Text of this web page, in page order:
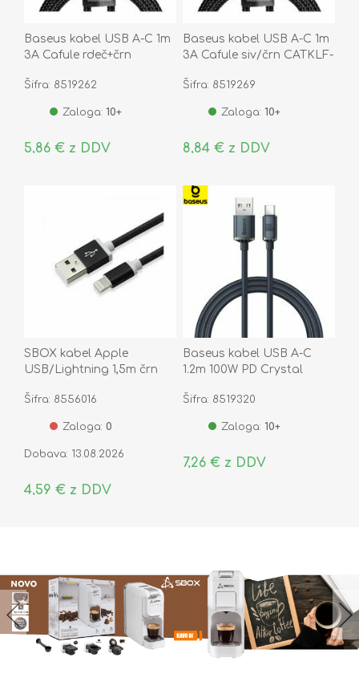
Baseus kabel USB A-C 1m
3A Cafule rdeč+črn
Šifra: 8519262
Zaloga: 10+
5,86 € z DDV
Baseus kabel USB A-C 1m
3A Cafule siv/črn CATKLF-
Šifra: 8519269
Zaloga: 10+
8,84 € z DDV
SBOX kabel Apple
USB/Lightning 1,5m črn
Šifra: 8556016
Zaloga: 0
Dobava: 13.08.2026
4,59 € z DDV
Baseus kabel USB A-C
1.2m 100W PD Crystal
Šifra: 8519320
Zaloga: 10+
7,26 € z DDV